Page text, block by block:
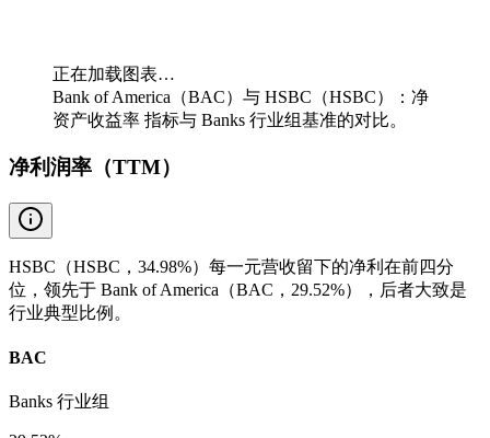
正在加载图表…
Bank of America（BAC）与 HSBC（HSBC）：净
资产收益率 指标与 Banks 行业组基准的对比。
净利润率（TTM）
HSBC（HSBC，34.98%）每一元营收留下的净利在前四分
位，领先于 Bank of America（BAC，29.52%），后者大致是
行业典型比例。
BAC
Banks 行业组